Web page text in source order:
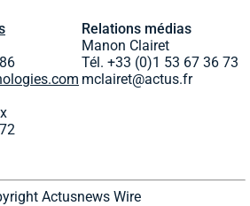
Relations médias
Manon Clairet
Tél. +33 (0)1 53 67 36 73
mclairet@actus.fr
Actusnews Wire